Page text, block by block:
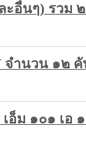
อื่นๆ) รวม
จำนวน ๑๒
ม ๑๐๑ เอ